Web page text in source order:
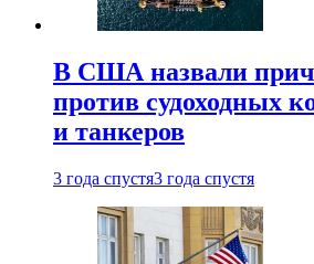
В США назвали
против судоходных
и танкеров
3 года спустя3 года спустя